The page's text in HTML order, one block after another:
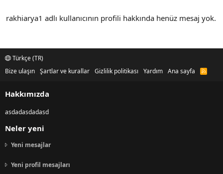
rakhiarya1 adlı kullanıcının profili hakkında henüz mesaj yok.
Türkçe (TR)
Bize ulaşın Şartlar ve kurallar Gizlilik politikası Yardım Ana sayfa
R
Hakkımızda
asdadasdadasd
Neler yeni
Yeni mesajlar
Yeni profil mesajları